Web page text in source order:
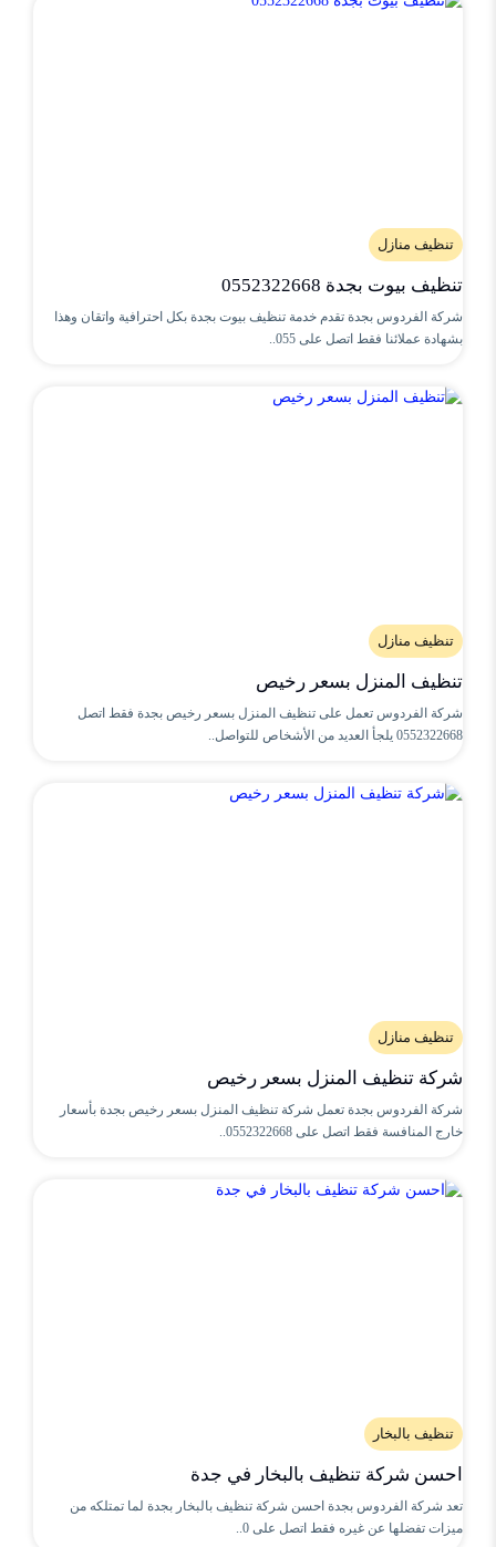
تنظيف منازل
تنظيف بيوت بجدة 0552322668
شركة الفردوس بجدة تقدم خدمة تنظيف بيوت بجدة بكل احترافية واتقان وهذا
بشهادة عملائنا فقط اتصل على 055..
تنظيف منازل
تنظيف المنزل بسعر رخيص
شركة الفردوس تعمل على تنظيف المنزل بسعر رخيص بجدة فقط اتصل
0552322668 يلجأ العديد من الأشخاص للتواصل..
تنظيف منازل
شركة تنظيف المنزل بسعر رخيص
شركة الفردوس بجدة تعمل شركة تنظيف المنزل بسعر رخيص بجدة بأسعار
خارج المنافسة فقط اتصل على 0552322668..
تنظيف بالبخار
احسن شركة تنظيف بالبخار في جدة
تعد شركة الفردوس بجدة احسن شركة تنظيف بالبخار بجدة لما تمتلكه من
ميزات تفضلها عن غيره فقط اتصل على 0..